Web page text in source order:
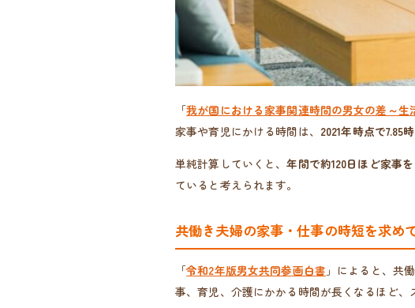
「我が国における家事関連時間の男女の差～
家事や育児にかける時間は、 2021年時点で7.85
単純計算していくと、年間で約120日ほど家事
ていると考えられます。
共働き夫婦の家事・仕事の時短を求め
「令和2年版男女共同参画白書 」によると、共
事、育児、介護にかかる時間が長くなるほど、